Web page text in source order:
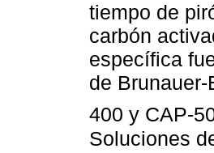
tiempo de
carbón
específica
de
400 y CAP-
Soluciones